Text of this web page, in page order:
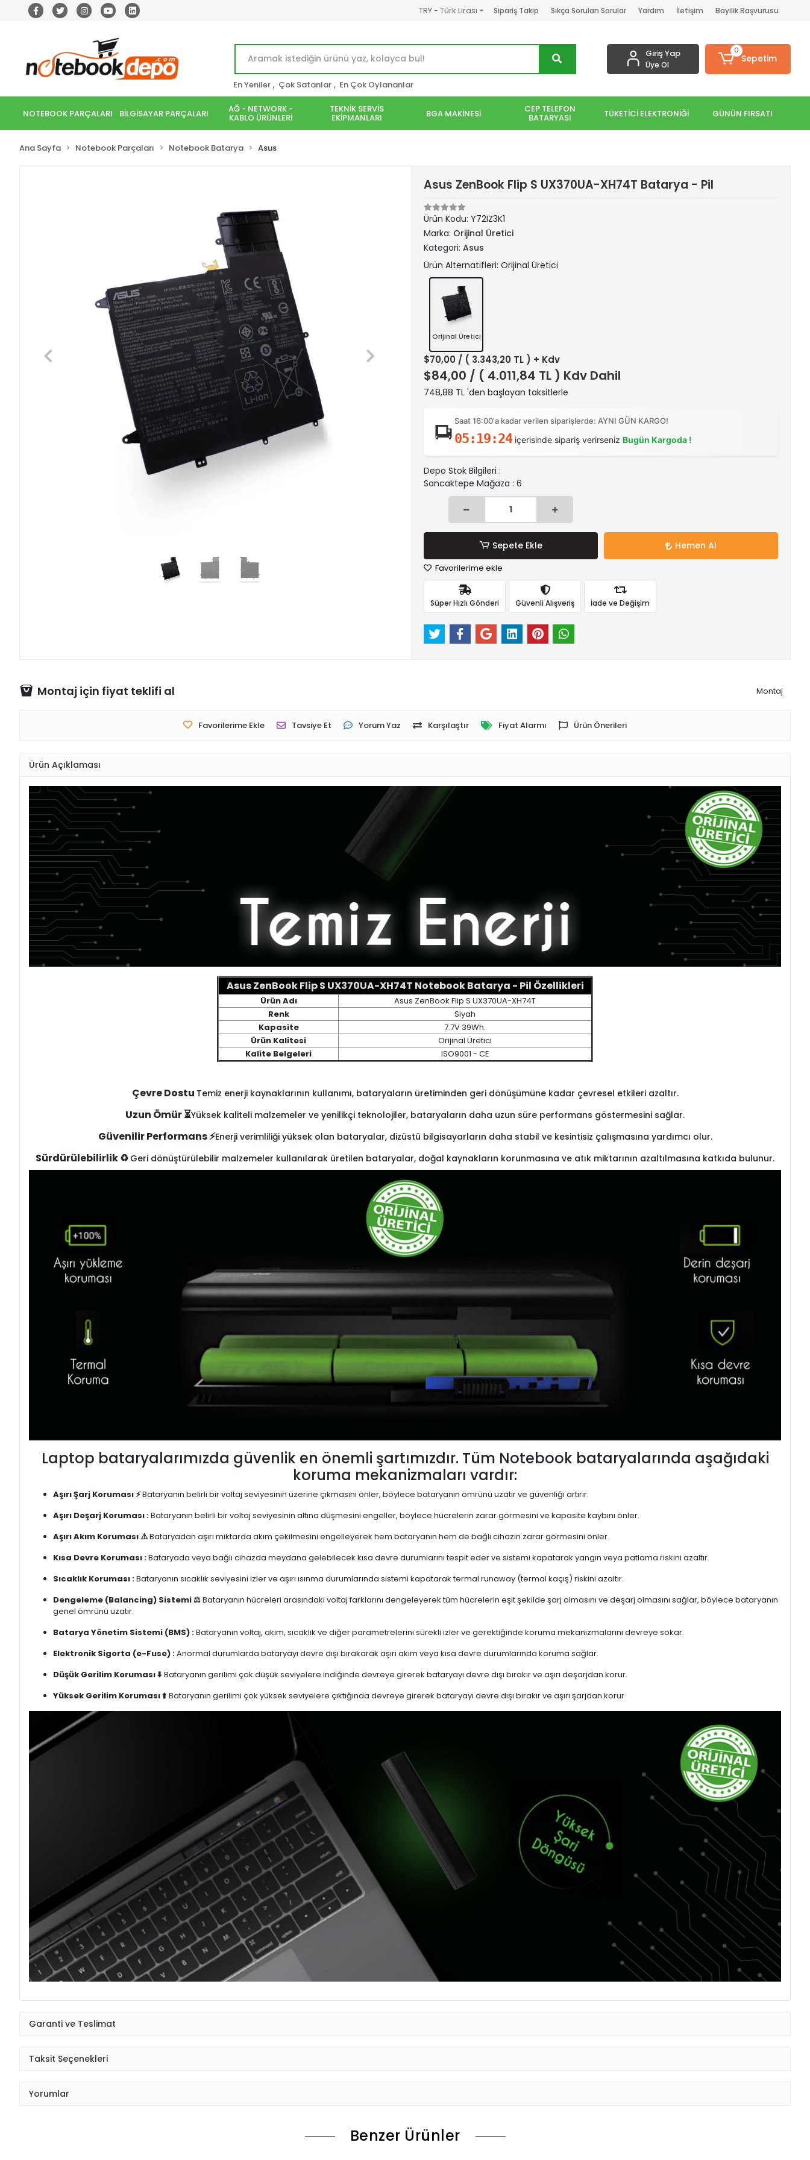
TRY - Türk Lirası Sipariş Takip Sıkça Sorulan Sorular Yardım İletişim Bayilik Başvurusu
En Yeniler , Çok Satanlar , En Çok Oylananlar
Giriş Yap
Üye Ol
0
Sepetim
NOTEBOOK PARÇALARI BİLGİSAYAR PARÇALARI AĞ - NETWORK -
KABLO ÜRÜNLERİ
TEKNİK SERVİS
EKİPMANLARI BGA MAKİNESİ CEP TELEFON
BATARYASI TÜKETİCİ ELEKTRONİĞİ GÜNÜN FIRSATI
Ana Sayfa Notebook Parçaları Notebook Batarya Asus
Asus ZenBook Flip S UX370UA-XH74T Batarya - Pil
Ürün Kodu: Y72IZ3K1
Marka: Orijinal Üretici
Kategori: Asus
Ürün Alternatifleri: Orijinal Üretici
Orijinal Üretici
$70,00 / ( 3.343,20 TL ) + Kdv
$84,00 / ( 4.011,84 TL ) Kdv Dahil
748,88 TL 'den başlayan taksitlerle
Saat 16:00'a kadar verilen siparişlerde: AYNI GÜN KARGO!
05:19:23içerisinde sipariş verirseniz Bugün Kargoda !
Depo Stok Bilgileri :
Sancaktepe Mağaza : 6
Sepete Ekle Hemen Al
Favorilerime ekle
Süper Hızlı Gönderi Güvenli Alışveriş İade ve Değişim
Montaj için fiyat teklifi al Montaj
Favorilerime Ekle Tavsiye Et Yorum Yaz Karşılaştır Fiyat Alarmı Ürün Önerileri
Ürün Açıklaması
Asus ZenBook Flip S UX370UA-XH74T Notebook Batarya - Pil Özellikleri
Ürün Adı
Asus ZenBook Flip S UX370UA-XH74T
Renk
Siyah
Kapasite
7.7V 39Wh.
Ürün Kalitesi
Orijinal Üretici
Kalite Belgeleri
ISO9001 - CE
Çevre Dostu Temiz enerji kaynaklarının kullanımı, bataryaların üretiminden geri dönüşümüne kadar çevresel etkileri azaltır.
Uzun Ömür ⏳Yüksek kaliteli malzemeler ve yenilikçi teknolojiler, bataryaların daha uzun süre performans göstermesini sağlar.
Güvenilir Performans ⚡Enerji verimliliği yüksek olan bataryalar, dizüstü bilgisayarların daha stabil ve kesintisiz çalışmasına yardımcı olur.
Sürdürülebilirlik ♻️ Geri dönüştürülebilir malzemeler kullanılarak üretilen bataryalar, doğal kaynakların korunmasına ve atık miktarının azaltılmasına katkıda bulunur.
Laptop bataryalarımızda güvenlik en önemli şartımızdır. Tüm Notebook bataryalarında aşağıdaki
koruma mekanizmaları vardır:
Aşırı Şarj Koruması ⚡Bataryanın belirli bir voltaj seviyesinin üzerine çıkmasını önler, böylece bataryanın ömrünü uzatır ve güvenliği artırır.
Aşırı Deşarj Koruması :Bataryanın belirli bir voltaj seviyesinin altına düşmesini engeller, böylece hücrelerin zarar görmesini ve kapasite kaybını önler.
Aşırı Akım Koruması ⚠️Bataryadan aşırı miktarda akım çekilmesini engelleyerek hem bataryanın hem de bağlı cihazın zarar görmesini önler.
Kısa Devre Koruması :Bataryada veya bağlı cihazda meydana gelebilecek kısa devre durumlarını tespit eder ve sistemi kapatarak yangın veya patlama riskini azaltır.
Sıcaklık Koruması :Bataryanın sıcaklık seviyesini izler ve aşırı ısınma durumlarında sistemi kapatarak termal runaway (termal kaçış) riskini azaltır.
Dengeleme (Balancing) Sistemi ⚖️Bataryanın hücreleri arasındaki voltaj farklarını dengeleyerek tüm hücrelerin eşit şekilde şarj olmasını ve deşarj olmasını sağlar, böylece bataryanın
genel ömrünü uzatır.
Batarya Yönetim Sistemi (BMS) :Bataryanın voltaj, akım, sıcaklık ve diğer parametrelerini sürekli izler ve gerektiğinde koruma mekanizmalarını devreye sokar.
Elektronik Sigorta (e-Fuse) :Anormal durumlarda bataryayı devre dışı bırakarak aşırı akım veya kısa devre durumlarında koruma sağlar.
Düşük Gerilim Koruması ⬇️Bataryanın gerilimi çok düşük seviyelere indiğinde devreye girerek bataryayı devre dışı bırakır ve aşırı deşarjdan korur.
Yüksek Gerilim Koruması ⬆️Bataryanın gerilimi çok yüksek seviyelere çıktığında devreye girerek bataryayı devre dışı bırakır ve aşırı şarjdan korur
Garanti ve Teslimat
Taksit Seçenekleri
Yorumlar
Benzer Ürünler